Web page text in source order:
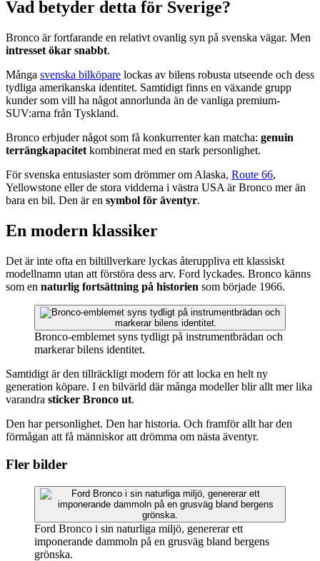
Vad betyder detta för Sverige?
Bronco är fortfarande en relativt ovanlig syn på svenska vägar. Men
intresset ökar snabbt.
Många svenska bilköpare lockas av bilens robusta utseende och dess
tydliga amerikanska identitet. Samtidigt finns en växande grupp
kunder som vill ha något annorlunda än de vanliga premium-
SUV:arna från Tyskland.
Bronco erbjuder något som få konkurrenter kan matcha: genuin
terrängkapacitet kombinerat med en stark personlighet.
För svenska entusiaster som drömmer om Alaska, Route 66,
Yellowstone eller de stora vidderna i västra USA är Bronco mer än
bara en bil. Den är en symbol för äventyr.
En modern klassiker
Det är inte ofta en biltillverkare lyckas återuppliva ett klassiskt
modellnamn utan att förstöra dess arv. Ford lyckades. Bronco känns
som en naturlig fortsättning på historien som började 1966.
Bronco-emblemet syns tydligt på instrumentbrädan och
markerar bilens identitet.
Samtidigt är den tillräckligt modern för att locka en helt ny
generation köpare. I en bilvärld där många modeller blir allt mer lika
varandra sticker Bronco ut.
Den har personlighet. Den har historia. Och framför allt har den
förmågan att få människor att drömma om nästa äventyr.
Fler bilder
Ford Bronco i sin naturliga miljö, genererar ett
imponerande dammoln på en grusväg bland bergens
grönska.